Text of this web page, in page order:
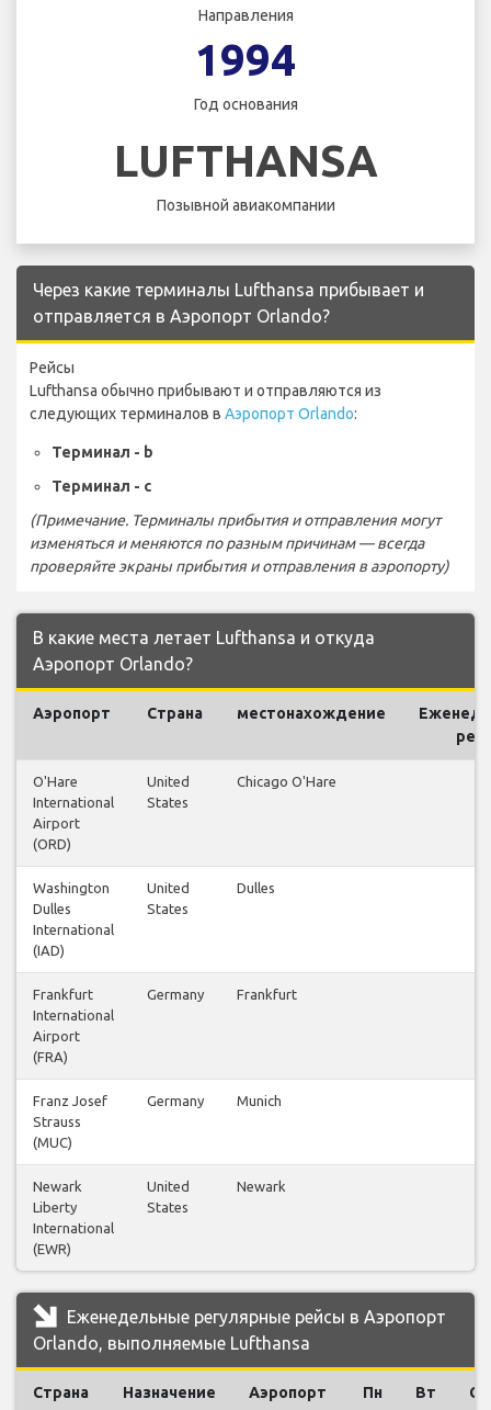
Направления
1994
Год основания
LUFTHANSA
Позывной авиакомпании
Через какие терминалы Lufthansa прибывает и
отправляется в Аэропорт Orlando?
Рейсы
Lufthansa обычно прибывают и отправляются из
следующих терминалов в Аэропорт Orlando:
Терминал - b
Терминал - c
(Примечание. Терминалы прибытия и отправления могут
изменяться и меняются по разным причинам — всегда
проверяйте экраны прибытия и отправления в аэропорту)
В какие места летает Lufthansa и откуда
Аэропорт Orlando?
Аэропорт Страна местонахождение
O'Hare
International
Airport
(ORD)
United
States
Chicago O'Hare
Washington
Dulles
International
(IAD)
United
States
Dulles
Frankfurt
International
Airport
(FRA)
Germany Frankfurt
Franz Josef
Strauss
(MUC)
Germany Munich
Newark
Liberty
International
(EWR)
United
States
Newark
Еженедельные регулярные рейсы в Аэропорт
Orlando, выполняемые Lufthansa
Страна Назначение Аэропорт Пн Вт Ср